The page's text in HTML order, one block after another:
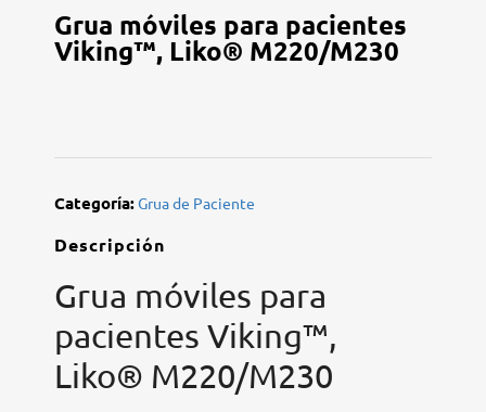
Grua móviles para pacientes
Viking™, Liko® M220/M230
Categoría:Grua de Paciente
Descripción
Grua móviles para
pacientes Viking™,
Liko® M220/M230